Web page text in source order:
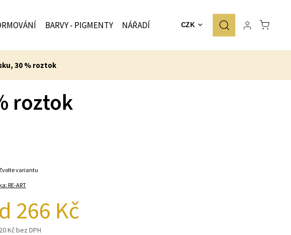
CZK
BARVY - PIGMENTY NÁŘADÍ ZNAČKY
30 % roztok
roztok
RE-ART
266 Kč
Kčbez DPH
variantu